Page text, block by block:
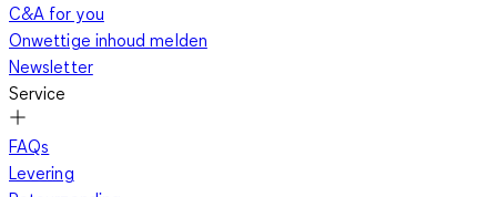
C&A for you
Onwettige inhoud melden
Newsletter
Service
FAQs
Levering